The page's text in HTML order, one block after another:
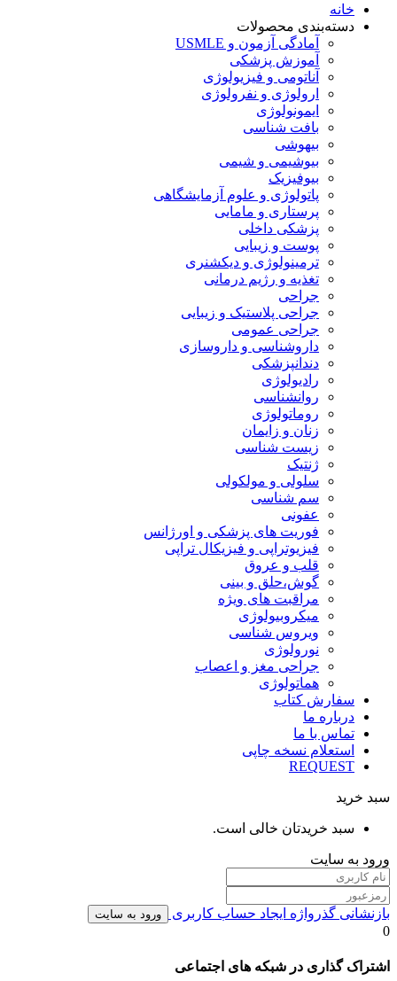
خانه
دسته‌بندی محصولات
آمادگی آزمون و USMLE
آموزش پزشکی
آناتومی و فیزیولوژی
ارولوژی و نفرولوژی
ایمونولوژی
بافت شناسی
بیهوشی
بیوشیمی و شیمی
بیوفیزیک
پاتولوژی و علوم آزمایشگاهی
پرستاری و مامایی
پزشکی داخلی
پوست و زیبایی
ترمینولوژی و دیکشنری
تغذیه و رژیم درمانی
جراحی
جراحی پلاستیک و زیبایی
جراحی عمومی
داروشناسی و داروسازی
دندانپزشکی
رادیولوژی
روانشناسی
روماتولوژی
زنان و زایمان
زیست شناسی
ژنتیک
سلولی و مولکولی
سم شناسی
عفونی
فوریت های پزشکی و اورژانس
فیزیوتراپی و فیزیکال تراپی
قلب و عروق
گوش،حلق و بینی
مراقبت های ویژه
میکروبیولوژی
ویروس شناسی
نورولوژی
جراحی مغز و اعصاب
هماتولوژی
سفارش کتاب
درباره ما
تماس با ما
استعلام نسخه چاپی
REQUEST
سبد خرید
سبد خریدتان خالی است.
ورود به سایت
بازنشانی گذرواژه ایجاد حساب کاربری ورود به سایت
0
اشتراک گذاری در شبکه های اجتماعی